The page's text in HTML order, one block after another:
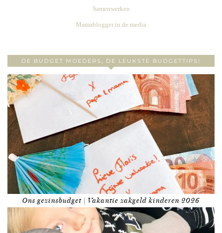
Samenwerken
Mamablogger in de media
DE BUDGET MOEDERS, DE LEUKSTE BUDGETTIPS!
Ons gezinsbudget | Vakantie zakgeld kinderen 2026